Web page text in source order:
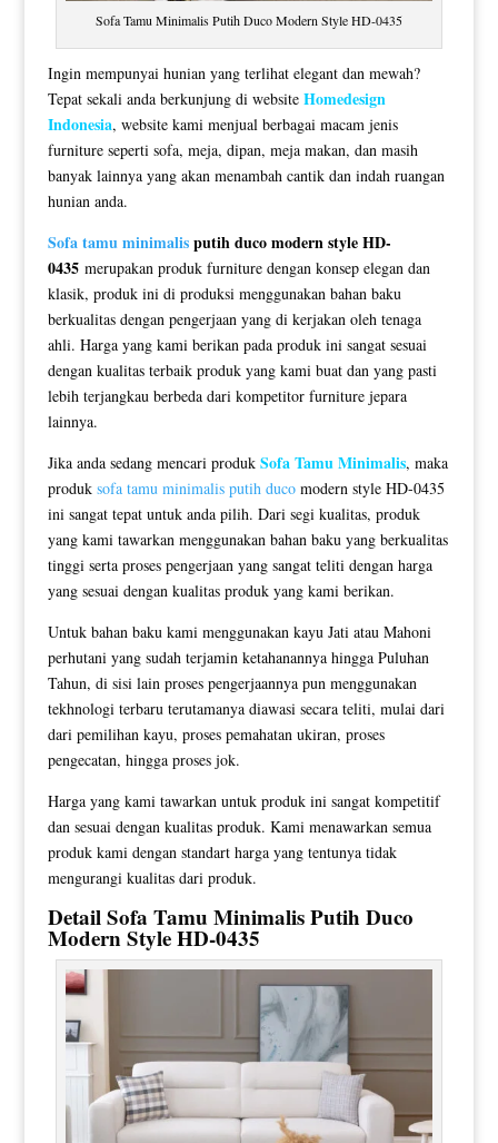
Sofa Tamu Minimalis Putih Duco Modern Style HD-0435
Ingin mempunyai hunian yang terlihat elegant dan mewah?
Tepat sekali anda berkunjung di website Homedesign
Indonesia, website kami menjual berbagai macam jenis
furniture seperti sofa, meja, dipan, meja makan, dan masih
banyak lainnya yang akan menambah cantik dan indah ruangan
hunian anda.
Sofa tamu minimalisputih duco modern style HD-
0435merupakan produk furniture dengan konsep elegan dan
klasik, produk ini di produksi menggunakan bahan baku
berkualitas dengan pengerjaan yang di kerjakan oleh tenaga
ahli. Harga yang kami berikan pada produk ini sangat sesuai
dengan kualitas terbaik produk yang kami buat dan yang pasti
lebih terjangkau berbeda dari kompetitor furniture jepara
lainnya.
Jika anda sedang mencari produk Sofa Tamu Minimalis, maka
produk sofa tamu minimalis putih ducomodern style HD-0435
ini sangat tepat untuk anda pilih. Dari segi kualitas, produk
yang kami tawarkan menggunakan bahan baku yang berkualitas
tinggi serta proses pengerjaan yang sangat teliti dengan harga
yang sesuai dengan kualitas produk yang kami berikan.
Untuk bahan baku kami menggunakan kayu Jati atau Mahoni
perhutani yang sudah terjamin ketahanannya hingga Puluhan
Tahun, di sisi lain proses pengerjaannya pun menggunakan
tekhnologi terbaru terutamanya diawasi secara teliti, mulai dari
dari pemilihan kayu, proses pemahatan ukiran, proses
pengecatan, hingga proses jok.
Harga yang kami tawarkan untuk produk ini sangat kompetitif
dan sesuai dengan kualitas produk. Kami menawarkan semua
produk kami dengan standart harga yang tentunya tidak
mengurangi kualitas dari produk.
DetailSofa Tamu MinimalisPutih Duco
Modern Style HD-0435